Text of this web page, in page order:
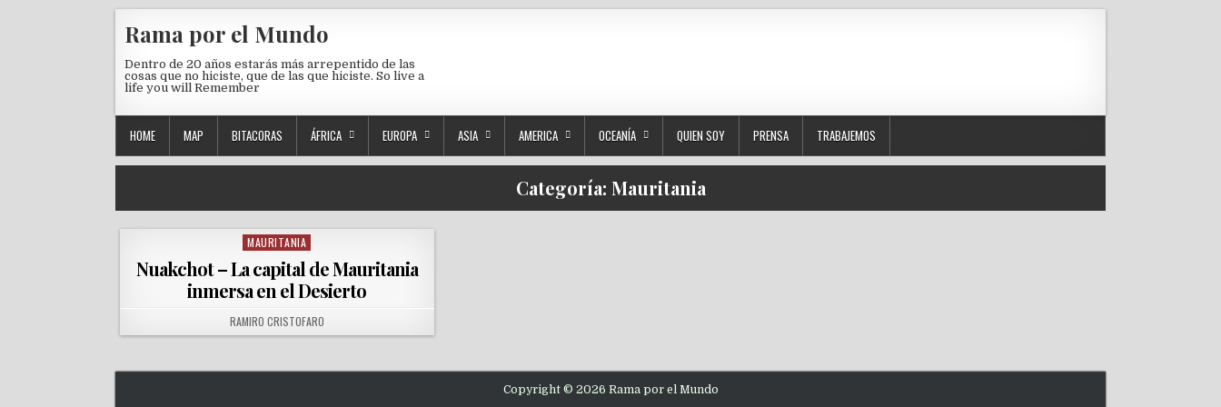
Rama por el Mundo
Dentro de 20 años estarás más arrepentido de las
cosas que no hiciste, que de las que hiciste. So live a
life you will Remember
HOME MAP BITACORAS ÁFRICA EUROPA ASIA AMERICA OCEANÍA QUIEN SOY PRENSA TRABAJEMOS
Categoría: Mauritania
Posted in
MAURITANIA
Nuakchot – La capital de Mauritania
inmersa en el Desierto
AUTHOR:
RAMIRO CRISTOFARO
Copyright © 2026 Rama por el Mundo